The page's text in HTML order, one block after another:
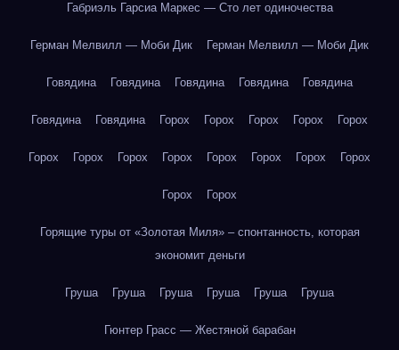
Габриэль Гарсиа Маркес — Сто лет одиночества
Герман Мелвилл — Моби Дик Герман Мелвилл — Моби Дик
Говядина Говядина Говядина Говядина Говядина
Говядина Говядина Горох Горох Горох Горох Горох
Горох Горох Горох Горох Горох Горох Горох Горох
Горох Горох
Горящие туры от «Золотая Миля» – спонтанность, которая
экономит деньги
Груша Груша Груша Груша Груша Груша
Гюнтер Грасс — Жестяной барабан